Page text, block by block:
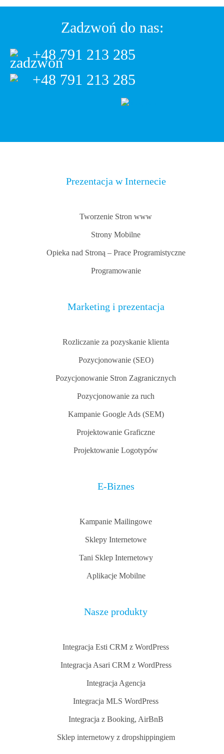
Zadzwoń do nas:
+48 791 213 285
+48 791 213 285
Prezentacja w Internecie
Tworzenie Stron www
Strony Mobilne
Opieka nad Stroną – Prace Programistyczne
Programowanie
Marketing i prezentacja
Rozliczanie za pozyskanie klienta
Pozycjonowanie (SEO)
Pozycjonowanie Stron Zagranicznych
Pozycjonowanie za ruch
Kampanie Google Ads (SEM)
Projektowanie Graficzne
Projektowanie Logotypów
E-Biznes
Kampanie Mailingowe
Sklepy Internetowe
Tani Sklep Internetowy
Aplikacje Mobilne
Nasze produkty
Integracja Esti CRM z WordPress
Integracja Asari CRM z WordPress
Integracja Agencja
Integracja MLS WordPress
Integracja z Booking, AirBnB
Sklep internetowy z dropshippingiem